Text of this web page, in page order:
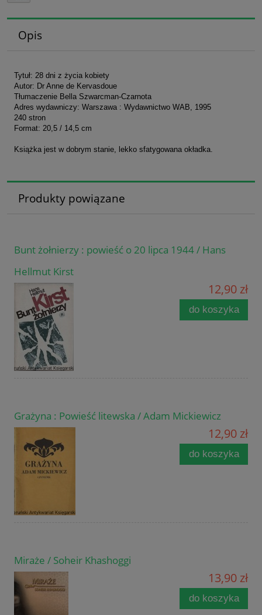
Opis
Tytuł: 28 dni z życia kobiety
Autor: Dr Anne de Kervasdoue
Tłumaczenie Bella Szwarcman-Czarnota
Adres wydawniczy: Warszawa : Wydawnictwo WAB, 1995
240 stron
Format: 20,5 / 14,5 cm
Książka jest w dobrym stanie, lekko sfatygowana okładka.
Produkty powiązane
Bunt żołnierzy : powieść o 20 lipca 1944 / Hans
Hellmut Kirst
12,90 zł
do koszyka
Grażyna : Powieść litewska / Adam Mickiewicz
12,90 zł
do koszyka
Miraże / Soheir Khashoggi
13,90 zł
do koszyka